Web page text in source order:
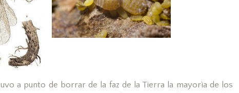
a punto de borrar de la faz de la Tierra la mayorìa de los